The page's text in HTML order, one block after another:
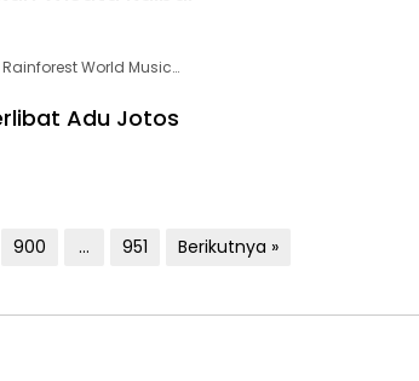
Rainforest World Music…
Adu Jotos
900 … 951 Berikutnya »